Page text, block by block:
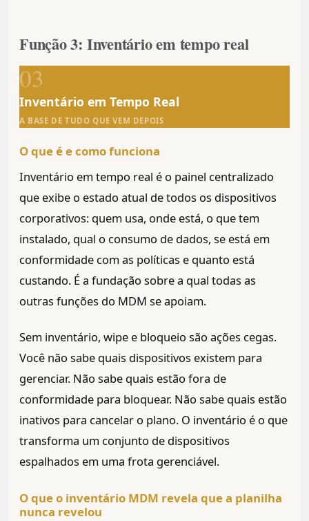
Função 3: Inventário em tempo real
03
Inventário em Tempo Real
A BASE DE TUDO QUE VEM DEPOIS
O que é e como funciona
Inventário em tempo real é o painel centralizado
que exibe o estado atual de todos os dispositivos
corporativos: quem usa, onde está, o que tem
instalado, qual o consumo de dados, se está em
conformidade com as políticas e quanto está
custando. É a fundação sobre a qual todas as
outras funções do MDM se apoiam.
Sem inventário, wipe e bloqueio são ações cegas.
Você não sabe quais dispositivos existem para
gerenciar. Não sabe quais estão fora de
conformidade para bloquear. Não sabe quais estão
inativos para cancelar o plano. O inventário é o que
transforma um conjunto de dispositivos
espalhados em uma frota gerenciável.
O que o inventário MDM revela que a planilha
nunca revelou